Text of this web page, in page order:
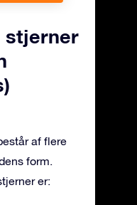
af flere
form.
er: